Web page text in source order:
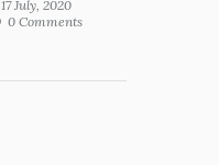
17 July, 2020
0 Comments